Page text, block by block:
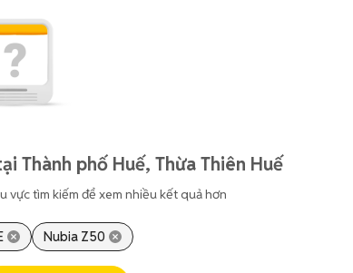
Thành phố Huế, Thừa Thiên Huế
vực tìm kiếm để xem nhiều kết quả hơn
Nubia Z50